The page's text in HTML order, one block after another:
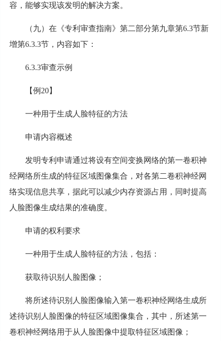
容，能够实现该发明的解决方案。
（九）在《专利审查指南》第二部分第九章第6.3节新
增第6.3.3节，内容如下：
6.3.3审查示例
【例20】
一种用于生成人脸特征的方法
申请内容概述
发明专利申请通过将设有空间变换网络的第一卷积神
经网络所生成的特征区域图像集合，对各第二卷积神经网
络实现信息共享，据此可以减少内存资源占用，同时提高
人脸图像生成结果的准确度。
申请的权利要求
一种用于生成人脸特征的方法，包括：
获取待识别人脸图像；
将所述待识别人脸图像输入第一卷积神经网络生成所
述待识别人脸图像的特征区域图像集合，其中，所述第一
卷积神经网络用于从人脸图像中提取特征区域图像；